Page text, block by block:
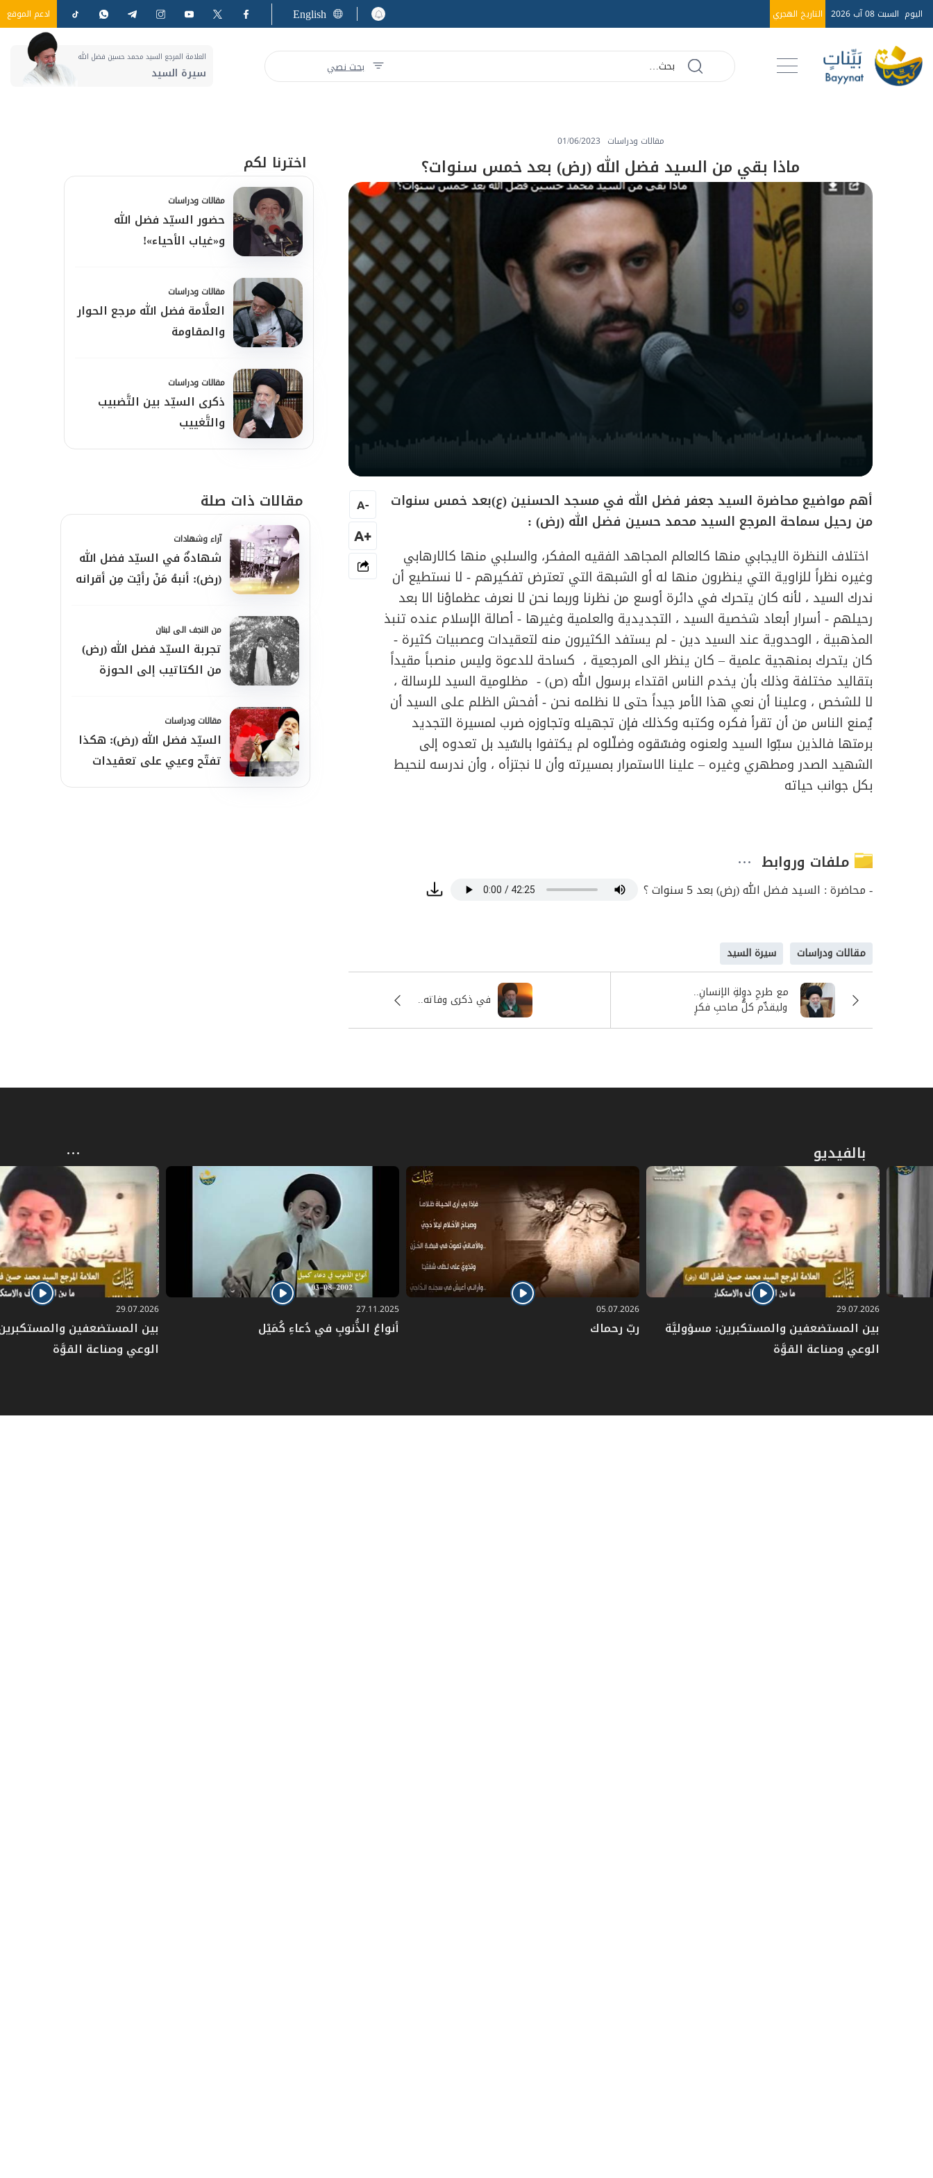
اليوم السبت 08 آب 2026 التاريخ الهجري English ادعم الموقع
بحث نصي
العلامة المرجع السيد محمد حسين فضل الله
سيرة السيد
مقالات ودراسات 01/06/2023
ماذا بقي من السيد فضل الله (رض) بعد خمس سنوات؟
أهم مواضيع محاضرة السيد جعفر فضل الله في مسجد الحسنين (ع)بعد خمس سنوات
من رحيل سماحة المرجع السيد محمد حسين فضل الله (رض) :
اختلاف النظرة الايجابي منها كالعالم المجاهد الفقيه المفكر، والسلبي منها كالارهابي
وغيره نظراً للزاوية التي ينظرون منها له أو الشبهة التي تعترض تفكيرهم - لا نستطيع أن
ندرك السيد ، لأنه كان يتحرك في دائرة أوسع من نظرنا وربما نحن لا نعرف عظماؤنا الا بعد
رحيلهم - أسرار أبعاد شخصية السيد ، التجديدية والعلمية وغيرها - أصالة الإسلام عنده تنبذ
المذهبية ، الوحدوية عند السيد دين - لم يستفد الكثيرون منه لتعقيدات وعصبيات كثيرة -
كان يتحرك بمنهجية علمية – كان ينظر الى المرجعية ، كساحة للدعوة وليس منصباً مقيداً
بتقاليد مختلفة وذلك بأن يخدم الناس اقتداء برسول الله (ص) - مظلومية السيد للرسالة ،
لا للشخص ، وعلينا أن نعي هذا الأمر جيداً حتى لا نظلمه نحن - أفحش الظلم على السيد أن
يُمنع الناس من أن تقرأ فكره وكتبه وكذلك فإن تجهيله وتجاوزه ضرب لمسيرة التجديد
برمتها فالذين سبّوا السيد ولعنوه وفسّقوه وضلّلوه لم يكتفوا بالسّيد بل تعدوه إلى
الشهيد الصدر ومطهري وغيره – علينا الاستمرار بمسيرته وأن لا نجتزأه ، وأن ندرسه لنحيط
بكل جوانب حياته
-
A
+A
ملفات وروابط
- محاضرة : السيد فضل الله (رض) بعد 5 سنوات ؟
مقالات ودراسات سيرة السيد
في ذكرى وفاته..
مع طرحِ دولةِ الإنسانِ..
وليقدِّم كلُّ صاحبِ فكرٍ
اخترنا لكم
مقالات ودراسات
حضور السيّد فضل الله
و«غياب الأحياء»!
مقالات ودراسات
العلَّامة فضل الله مرجع الحوار
والمقاومة
مقالات ودراسات
ذكرى السيّد بين التَّضبيب
والتَّغييب
مقالات ذات صلة
آراء وشهادات
شهادةٌ في السيّد فضل الله
(رض): أنبهُ مَنْ رأيْت مِن أقرانه
من النجف الى لبنان
تجربة السيّد فضل الله (رض)
من الكتاتيب إلى الحوزة
مقالات ودراسات
السيّد فضل الله (رض): هكذا
تفتّح وعيي على تعقيدات
الواقع اللّبناني
بالفيديو
29.07.2026
بين المستضعفين والمستكبرين: مسؤوليَّة
الوعي وصناعة القوَّة
05.07.2026
ربّ رحماك
27.11.2025
أنواعُ الذُّنوبِ في دُعاءِ كُمَيْل
29.07.2026
بين المستضعفين
الوعي وصناعة القوَّة